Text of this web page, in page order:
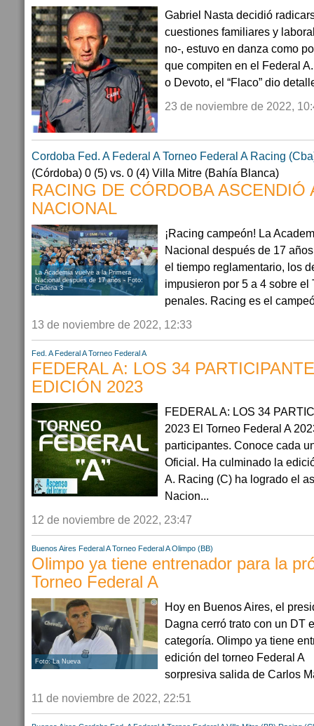
Gabriel Nasta decidió
cuestiones familiares y
no-, estuvo en danza como
que compiten en el Federal
o Devoto, el “Flaco” dio
23 de noviembre de 2022,
Cordoba Fed. A Federal A Torneo Federal A Racing
(Córdoba) 0 (5) vs. 0 (4) Villa Mitre (Bahía Blanca)
RACING DE CÓRDOBA ASCENDIÓ
NACIONAL
La Academia vuelve a la Primera
Nacional después de 17 años - Foto:
Cadena 3
¡Racing campeón! La
Nacional después de 17
el tiempo reglamentario, los
impusieron por 5 a 4 sobre el
penales. Racing es el
13 de noviembre de 2022, 12:33
Fed. A Federal A Torneo Federal A
FEDERAL A: LOS 34
EDICIÓN 2023
FEDERAL A: LOS 34
2023 El Torneo Federal A
participantes. Conoce cada
Oficial. Ha culminado la
A. Racing (C) ha logrado el
Nacion...
12 de noviembre de 2022, 23:47
Buenos Aires Federal A Torneo Federal A Olimpo (BB)
Olimpo ya tiene entrenador para la
Torneo Federal A
Foto: La Nueva
Hoy en Buenos Aires, el
Dagna cerró trato con un DT
categoría. Olimpo ya tiene
edición del torneo Federal A
sorpresiva salida de Carlos
11 de noviembre de 2022, 22:51